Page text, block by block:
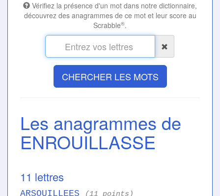
Vérifiez la présence d'un mot dans notre dictionnaire,
découvrez des anagrammes de ce mot et leur score au
Scrabble®.
CHERCHER LES MOTS
Les anagrammes de
ENROUILLASSE
11 lettres
ARSOUILLEES (11 points)